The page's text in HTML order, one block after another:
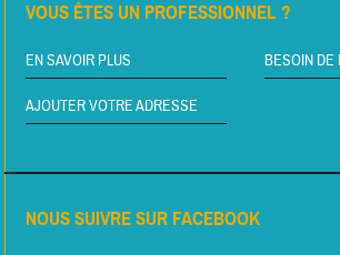
VOUS ÊTES UN PROFESSIONNEL ?
EN SAVOIR PLUS BESOIN DE
AJOUTER VOTRE ADRESSE
NOUS SUIVRE SUR FACEBOOK